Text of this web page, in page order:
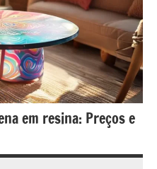
em resina: Preços e